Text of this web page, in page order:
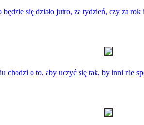
się działo jutro, za tydzień, czy za rok
chodzi o to, aby uczyć się tak, by inni nie